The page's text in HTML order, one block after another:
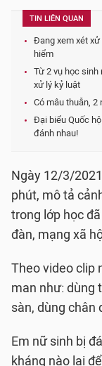
TIN LIÊN QUAN
Đang xem xét xử
hiểm
Từ 2 vụ học sinh
xử lý kỷ luật
Có mâu thuẫn, 2
Đại biểu Quốc
đánh nhau!
Ngày 12/3/
phút, mô tả
trong lớp học
đàn, mạng xã
Theo video clip
man như: dùng
sàn, dùng chân
Em nữ sinh bị
kháng nào lại